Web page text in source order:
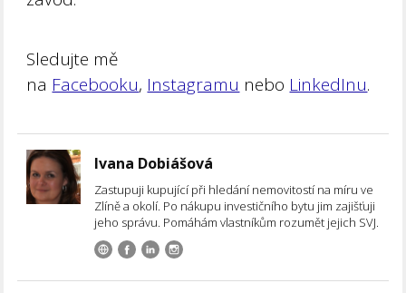
Sledujte mě
na Facebooku, Instagramu nebo LinkedInu.
Ivana Dobiášová
Zastupuji kupující při hledání nemovitostí na míru ve
Zlíně a okolí. Po nákupu investičního bytu jim zajišťuji
jeho správu. Pomáhám vlastníkům rozumět jejich SVJ.